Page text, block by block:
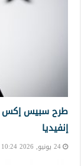
طرح سبيس إكس
إنفيديا
24 يونيو, 2026 10:24 م